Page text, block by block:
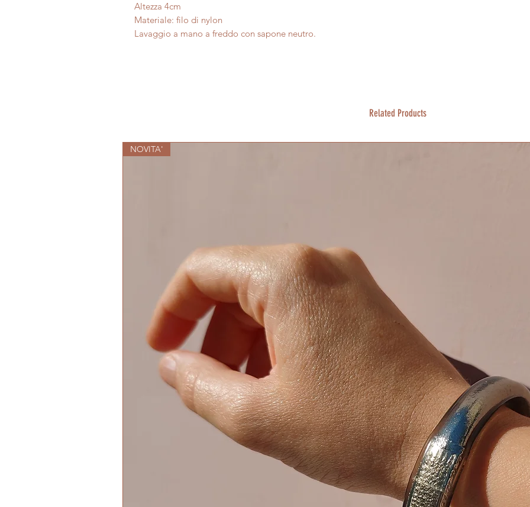
Altezza 4cm
Materiale: filo di nylon
Lavaggio a mano a freddo con sapone neutro.
Related Products
NOVITA'